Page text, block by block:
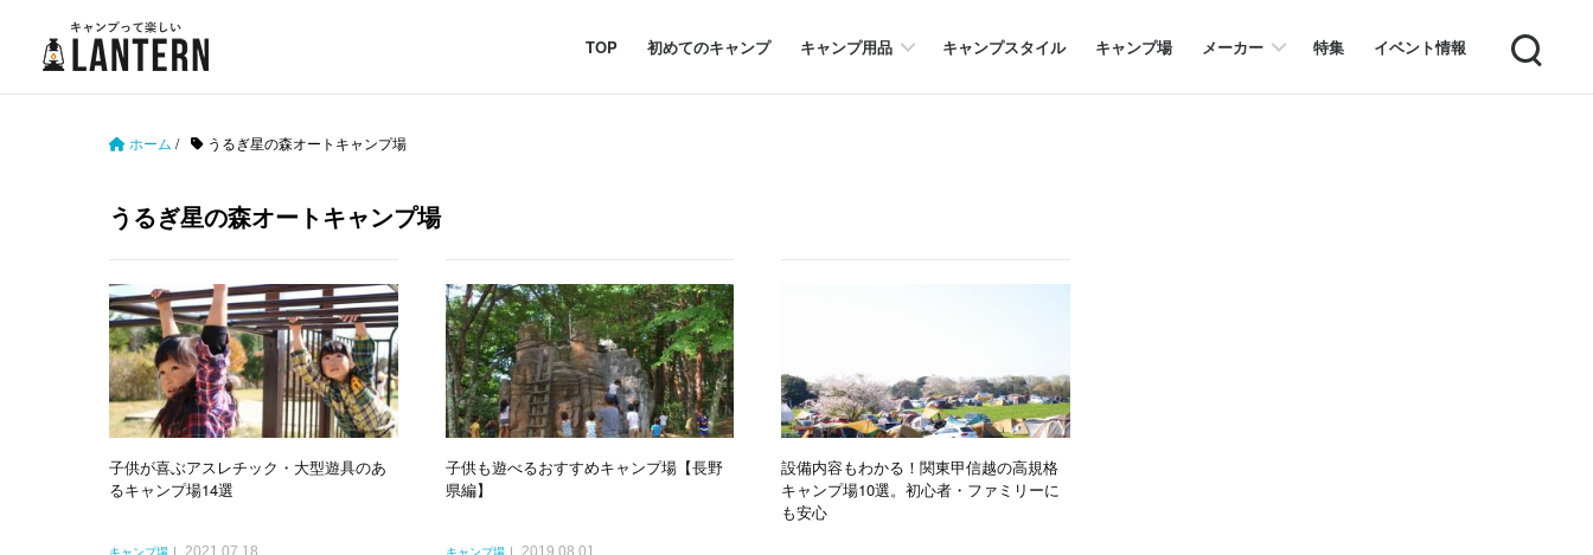
TOP 初めてのキャンプ キャンプ用品 キャンプスタイル キャンプ場 メーカー 特集 イベント情報 Search
ホーム / うるぎ星の森オートキャンプ場
うるぎ星の森オートキャンプ場
子供が喜ぶアスレチック・大型遊具のあ
るキャンプ場14選
キャンプ場 2021.07.18
子供も遊べるおすすめキャンプ場【長野
県編】
キャンプ場 2019.08.01
設備内容もわかる！関東甲信越の高規格
キャンプ場10選。初心者・ファミリーに
も安心